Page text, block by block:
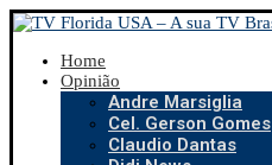
Home
Opinião
Andre Marsiglia
Cel. Gerson Gomes
Claudio Dantas